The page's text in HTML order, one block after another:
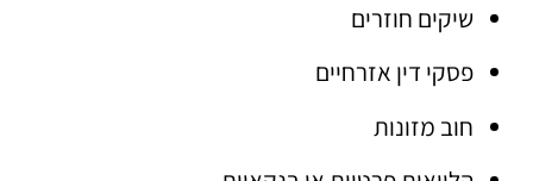
שיקים חוזרים
פסקי דין אזרחיים
חוב מזונות